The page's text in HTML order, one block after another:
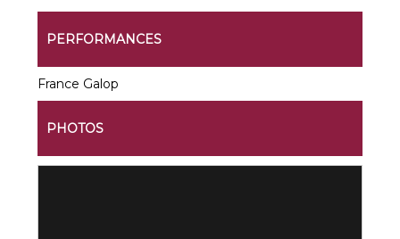
PERFORMANCES
France Galop
PHOTOS